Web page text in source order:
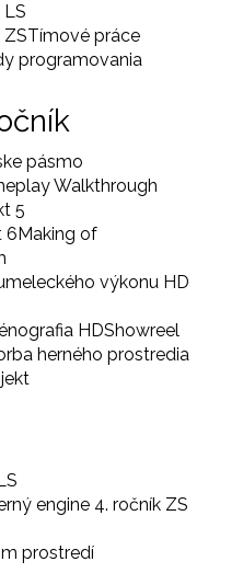
Tímové práce
programovania
pásmo
Walkthrough
5
6 Making of
výkonu HD
HDShowreel
herného prostredia
engine 4. ročník ZS
prostredí